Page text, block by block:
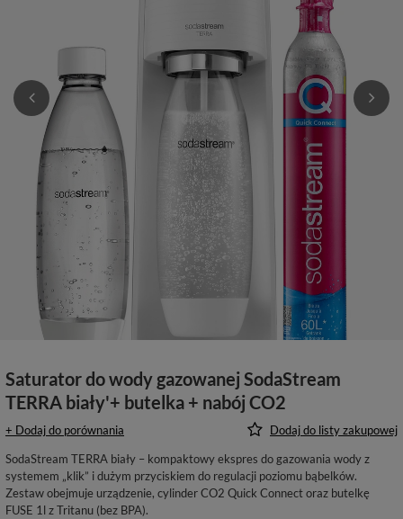
Saturator do wody gazowanej SodaStream
TERRA biały'+ butelka + nabój CO2
+ Dodaj do porównania
Dodaj do listy zakupowej
SodaStream TERRA biały – kompaktowy ekspres do gazowania wody z
systemem „klik” i dużym przyciskiem do regulacji poziomu bąbelków.
Zestaw obejmuje urządzenie, cylinder CO2 Quick Connect oraz butelkę
FUSE 1l z Tritanu (bez BPA).